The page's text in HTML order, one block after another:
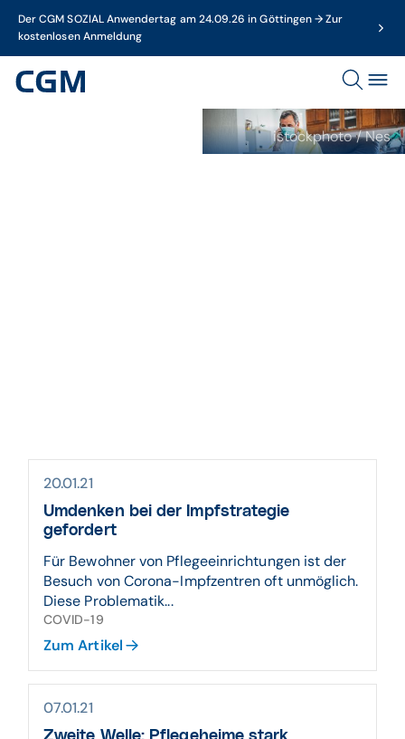
Der CGM SOZIAL Anwendertag am 24.09.26 in Göttingen → Zur
kostenlosen Anmeldung
istockphoto / Nes
Herausforderungen mit COVID
19
20.01.21
Umdenken bei der Impf­strategie
gefordert
Für Bewohner von Pflegeeinrichtungen ist der
Besuch von Corona-Impfzentren oft unmöglich.
Diese Problematik...
COVID-19
Zum Artikel
07.01.21